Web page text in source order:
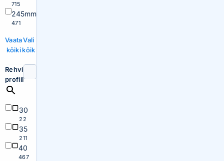
715
245mm
471
Vaata
kõiki
Vali
kõik
Rehvi
profiil
30
22
35
211
40
467